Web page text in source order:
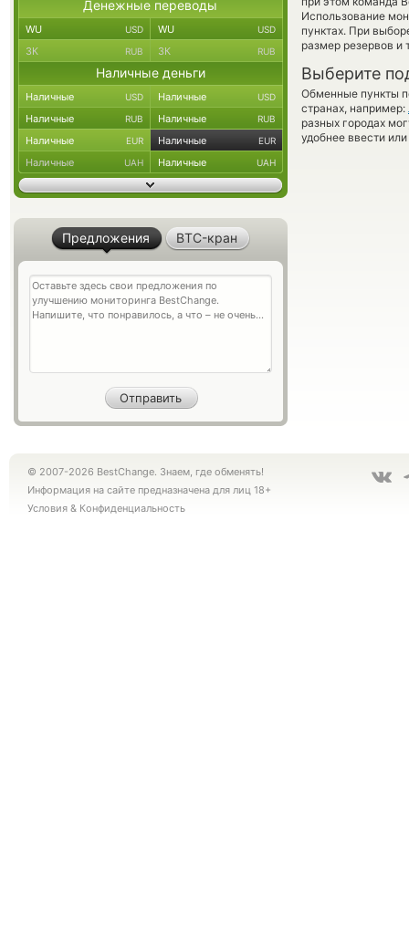
Использование
пунктах. При
размер резервов и
Выберите
Обменные пункты
странах, например:
разных городах
удобнее ввести
Денежные переводы
WU USD WU USD
ЗК RUB ЗК RUB
Наличные деньги
Наличные USD Наличные USD
Наличные RUB Наличные RUB
Наличные EUR Наличные EUR
Наличные UAH Наличные UAH
Предложения BTC-кран
© 2007-2026 BestChange. Знаем, где обменять!
Информация на сайте предназначена для лиц 18+
Условия & Конфиденциальность